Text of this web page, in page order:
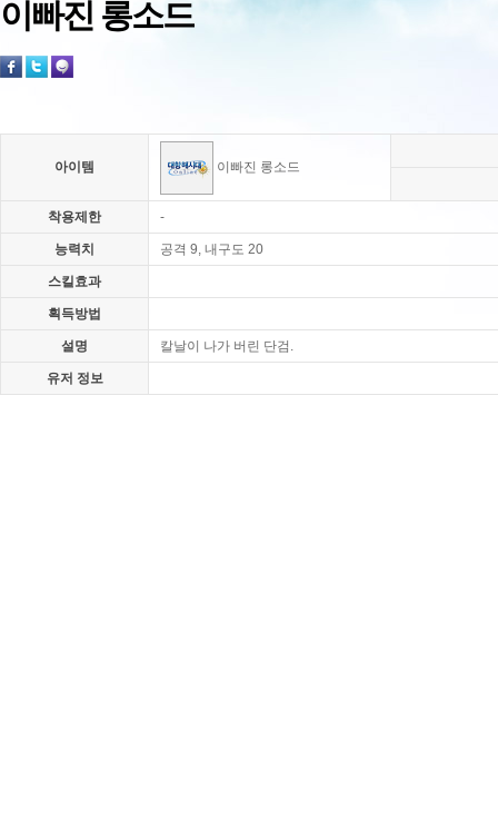
이빠진 롱소드
아이템 이빠진 롱소드
착용제한 -
능력치 공격 9, 내구도 20
스킬효과
획득방법
설명 칼날이 나가 버린 단검.
유저 정보